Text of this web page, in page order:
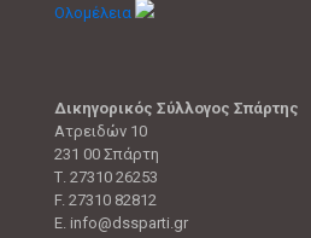
Ολομέλεια
Δικηγορικός Σύλλογος Σπάρτης
Ατρειδών 10
231 00 Σπάρτη
Τ. 27310 26253
F. 27310 82812
E. info@dssparti.gr